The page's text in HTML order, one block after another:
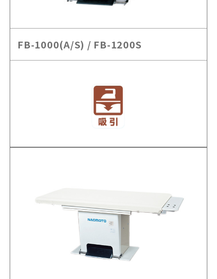
FB-1000(A/S) / FB-1200S